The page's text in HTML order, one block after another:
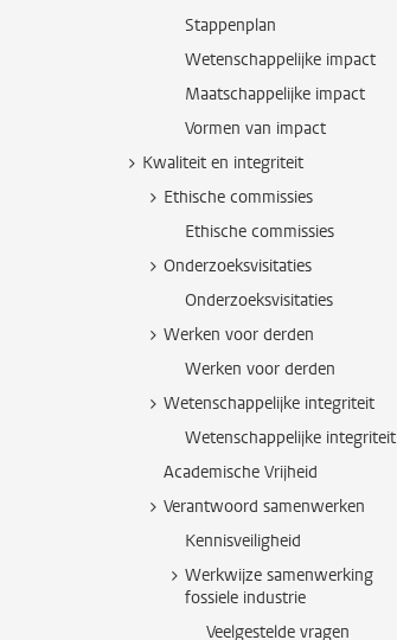
Stappenplan
Wetenschappelijke impact
Maatschappelijke impact
Vormen van impact
Kwaliteit en integriteit
Ethische commissies
Ethische commissies
Onderzoeksvisitaties
Onderzoeksvisitaties
Werken voor derden
Werken voor derden
Wetenschappelijke integriteit
Wetenschappelijke integriteit
Academische Vrijheid
Verantwoord samenwerken
Kennisveiligheid
Werkwijze samenwerking
fossiele industrie
Veelgestelde vragen